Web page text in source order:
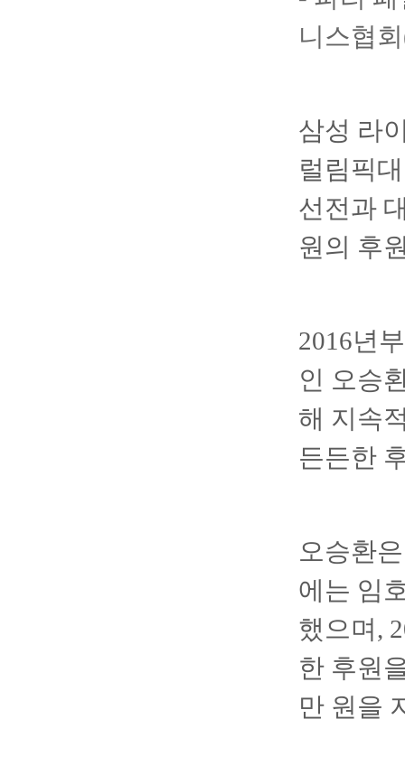
니스협
삼성 라
럴림픽
선전과
원의 후
2016년
인 오승
해 지속
든든한
오승환
에는 임
했으며,
한 후원
만 원을